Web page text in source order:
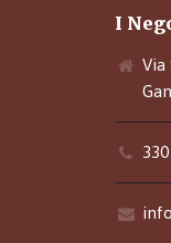
I
Via